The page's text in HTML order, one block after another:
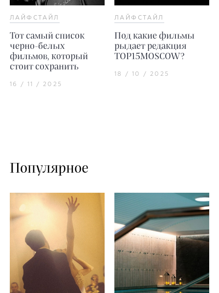
ЛАЙФСТАЙЛ
Тот самый список
черно-белых
фильмов, который
стоит сохранить
16 / 11 / 2025
ЛАЙФСТАЙЛ
Под какие фильмы
рыдает редакция
TOP15MOSCOW?
18 / 10 / 2025
Популярное